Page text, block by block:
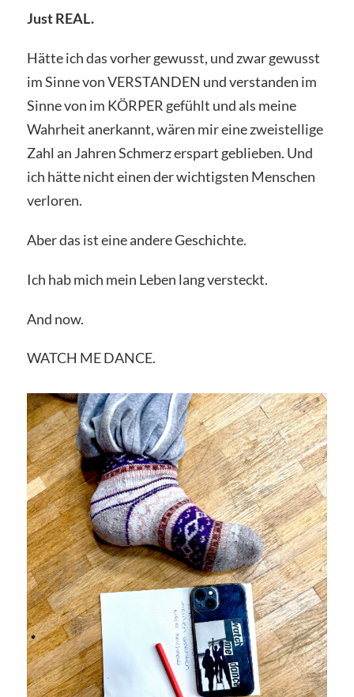
Just REAL.
Hätte ich das vorher gewusst, und zwar gewusst
im Sinne von VERSTANDEN und verstanden im
Sinne von im KÖRPER gefühlt und als meine
Wahrheit anerkannt, wären mir eine zweistellige
Zahl an Jahren Schmerz erspart geblieben. Und
ich hätte nicht einen der wichtigsten Menschen
verloren.
Aber das ist eine andere Geschichte.
Ich hab mich mein Leben lang versteckt.
And now.
WATCH ME DANCE.